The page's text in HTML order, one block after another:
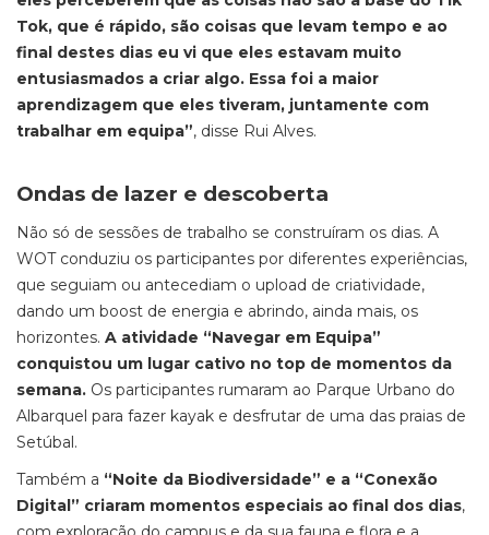
Tok, que é rápido, são coisas que levam tempo e ao
final destes dias eu vi que eles estavam muito
entusiasmados a criar algo. Essa foi a maior
aprendizagem que eles tiveram, juntamente com
trabalhar em equipa”, disse Rui Alves.
Ondas de lazer e descoberta
Não só de sessões de trabalho se construíram os dias. A
WOT conduziu os participantes por diferentes experiências,
que seguiam ou antecediam o upload de criatividade,
dando um boost de energia e abrindo, ainda mais, os
horizontes. A atividade “Navegar em Equipa”
conquistou um lugar cativo no top de momentos da
semana. Os participantes rumaram ao Parque Urbano do
Albarquel para fazer kayak e desfrutar de uma das praias de
Setúbal.
Também a “Noite da Biodiversidade” e a “Conexão
Digital” criaram momentos especiais ao final dos dias,